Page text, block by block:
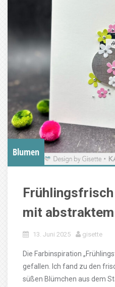
Blumen
mit
13. Juni 2025 gisette
Die Farbinspiration
gefallen. Ich fand zu den
süßen Blümchen aus dem